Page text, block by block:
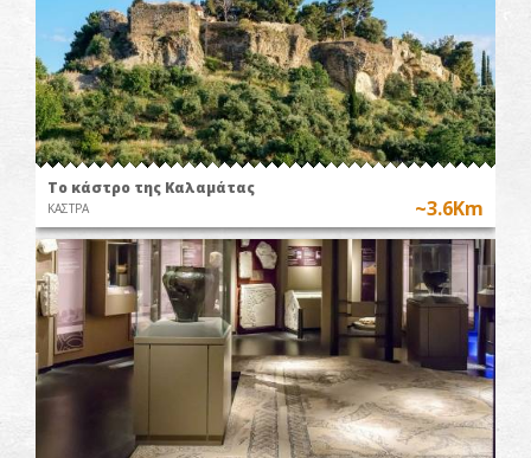
Το κάστρο της Καλαμάτας
ΚΑΣΤΡΑ ~3.6Km